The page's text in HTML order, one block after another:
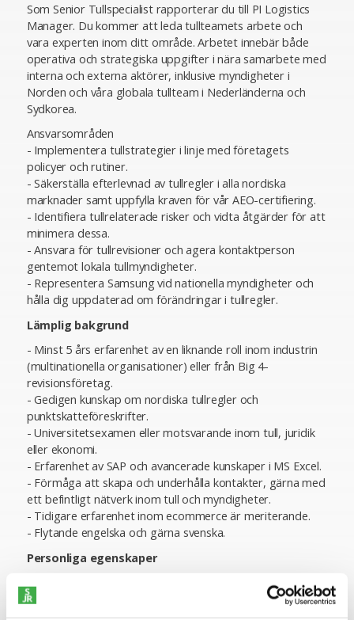
Som Senior Tullspecialist rapporterar du till PI Logistics
Manager. Du kommer att leda tullteamets arbete och
vara experten inom ditt område. Arbetet innebär både
operativa och strategiska uppgifter i nära samarbete med
interna och externa aktörer, inklusive myndigheter i
Norden och våra globala tullteam i Nederländerna och
Sydkorea.
Ansvarsområden
- Implementera tullstrategier i linje med företagets
policyer och rutiner.
- Säkerställa efterlevnad av tullregler i alla nordiska
marknader samt uppfylla kraven för vår AEO-certifiering.
- Identifiera tullrelaterade risker och vidta åtgärder för att
minimera dessa.
- Ansvara för tullrevisioner och agera kontaktperson
gentemot lokala tullmyndigheter.
- Representera Samsung vid nationella myndigheter och
hålla dig uppdaterad om förändringar i tullregler.
Lämplig bakgrund
- Minst 5 års erfarenhet av en liknande roll inom industrin
(multinationella organisationer) eller från Big 4-
revisionsföretag.
- Gedigen kunskap om nordiska tullregler och
punktskatteföreskrifter.
- Universitetsexamen eller motsvarande inom tull, juridik
eller ekonomi.
- Erfarenhet av SAP och avancerade kunskaper i MS Excel.
- Förmåga att skapa och underhålla kontakter, gärna med
ett befintligt nätverk inom tull och myndigheter.
- Tidigare erfarenhet inom ecommerce är meriterande.
- Flytande engelska och gärna svenska.
Personliga egenskaper
- Hög organisatorisk förmåga och noggrannhet.
- God kommunikationsförmåga och social kompetens.
- Förmåga att leverera under tidspress och driva saker